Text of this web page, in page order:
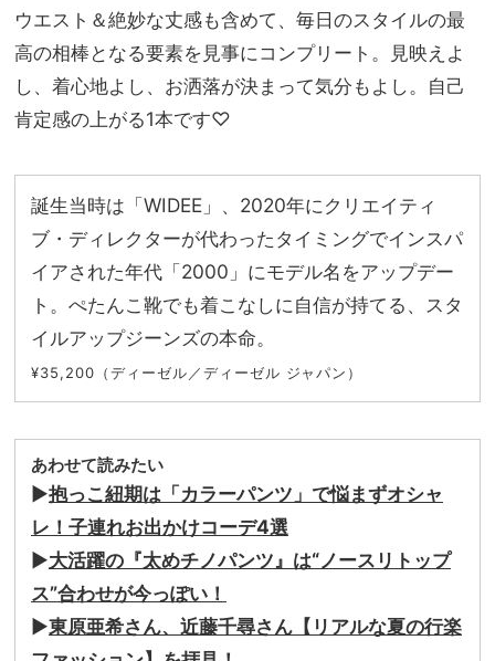
ウエスト＆絶妙な丈感も含めて、毎日のスタイルの最
高の相棒となる要素を見事にコンプリート。見映えよ
し、着心地よし、お洒落が決まって気分もよし。自己
肯定感の上がる1本です♡
誕生当時は「WIDEE」、2020年にクリエイティ
ブ・ディレクターが代わったタイミングでインスパ
イアされた年代「2000」にモデル名をアップデー
ト。ぺたんこ靴でも着こなしに自信が持てる、スタ
イルアップジーンズの本命。
¥35,200（ディーゼル／ディーゼル ジャパン）
あわせて読みたい
▶抱っこ紐期は「カラーパンツ」で悩まずオシャ
レ！子連れお出かけコーデ4選
▶大活躍の『太めチノパンツ』は“ノースリトップ
ス”合わせが今っぽい！
▶東原亜希さん、近藤千尋さん【リアルな夏の行楽